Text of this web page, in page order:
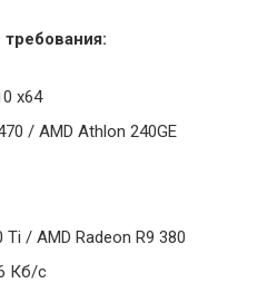
x64
/ AMD Athlon 240GE
Ti / AMD Radeon R9 380
Кб/с